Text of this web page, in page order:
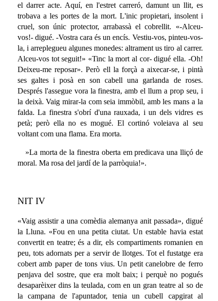
el darrer acte. Aquí, en l'estret carreró, damunt un llit, es
trobava a les portes de la mort. L'inic propietari, insolent i
cruel, son únic protector, arrabassà el cobrellit. «-Alceu-
vos!- digué. -Vostra cara és un encís. Vestiu-vos, pinteu-vos-
la, i arreplegueu algunes monedes: altrament us tiro al carrer.
Alceu-vos tot seguit!» «Tinc la mort al cor- digué ella. -Oh!
Deixeu-me reposar». Però ell la forçà a aixecar-se, i pintà
ses galtes i posà en son cabell una garlanda de roses.
Després l'assegue vora la finestra, amb el llum a prop seu, i
la deixà. Vaig mirar-la com seia immòbil, amb les mans a la
falda. La finestra s'obrí d'una rauxada, i un dels vidres es
petà; però ella no es mogué. El cortinó voleiava al seu
voltant com una flama. Era morta.
»La morta de la finestra oberta em predicava una lliçó de
moral. Ma rosa del jardí de la parròquia!».
NIT IV
«Vaig assistir a una comèdia alemanya anit passada», digué
la Lluna. «Fou en una petita ciutat. Un estable havia estat
convertit en teatre; és a dir, els compartiments romanien en
peu, tots adornats per a servir de llotges. Tot el fustatge era
cobert amb paper de tons vius. Un petit canelobre de ferro
penjava del sostre, que era molt baix; i perquè no pogués
desaparèixer dins la teulada, com en un gran teatre al so de
la campana de l'apuntador, tenia un cubell capgirat al